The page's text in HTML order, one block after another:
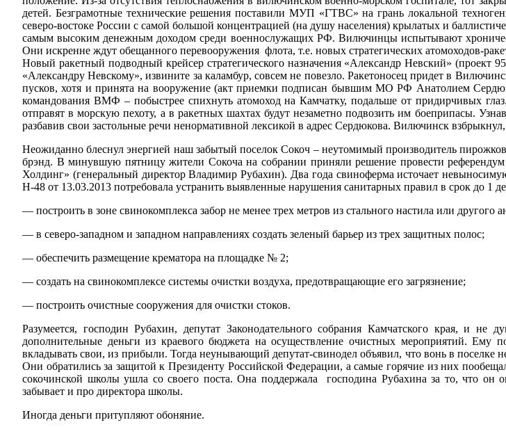
детей. Безграмотные технические решения поставили МУП «ГТВС» на грань локальной
северо-востоке России с самой большой концентрацией (на душу населения) крылатых и
самым высоким денежным доходом среди военнослужащих РФ. Вилючинцы испытывают
Они искренне ждут обещанного перевооружения флота, т.е. новых стратегических атомоходов-
Новый ракетный подводный крейсер стратегического назначения «Александр Невский» (проект
«Александру Невскому», извините за каламбур, совсем не повезло. Ракетоносец придет в
пусков, хотя и принята на вооружение (акт приемки подписан бывшим МО РФ Анатолием
командования ВМФ – побыстрее спихнуть атомоход на Камчатку, подальше от придирчивых
отправят в морскую пехоту, а в ракетных шахтах будут незаметно подвозить им боеприпасы.
разбавив свои застольные речи ненормативной лексикой в адрес Сердюкова. Вилючинск
Неожиданно блеснул энергией наш забытый поселок Сокоч – неутомимый производитель
брэнд. В минувшую пятницу жители Сокоча на собрании приняли решение провести
Холдинг» (генеральный директор Владимир Рубахин). Два года свиноферма источает
Н-48 от 13.03.2013 потребовала устранить выявленные нарушения санитарных правил в срок до 1
— построить в зоне свинокомплекса забор не менее трех метров из стального настила или другого
— в северо-западном и западном направлениях создать зеленый барьер из трех защитных полос;
— обеспечить размещение крематора на площадке № 2;
— создать на свинокомплексе системы очистки воздуха, предотвращающие его загрязнение;
— построить очистные сооружения для очистки стоков.
Разумеется, господин Рубахин, депутат Законодательного собрания Камчатского края, и
дополнительные деньги из краевого бюджета на осуществление очистных мероприятий.
вкладывать свои, из прибыли. Тогда неунывающий депутат-свинодел объявил, что вонь в поселке
Они обратились за защитой к Президенту Российской Федерации, а самые горячие из них
сокочинской школы ушла со своего поста. Она поддержала господина Рубахина за то, что
забывает и про директора школы.
Иногда деньги притупляют обоняние.